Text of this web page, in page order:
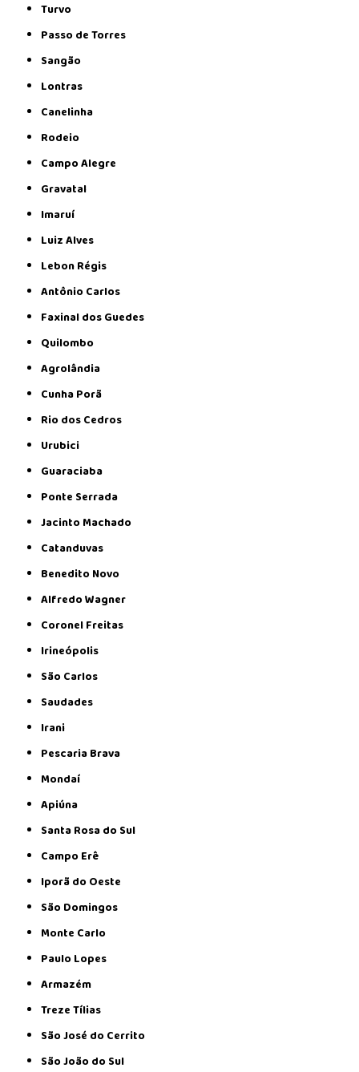
Turvo
Passo de Torres
Sangão
Lontras
Canelinha
Rodeio
Campo Alegre
Gravatal
Imaruí
Luiz Alves
Lebon Régis
Antônio Carlos
Faxinal dos Guedes
Quilombo
Agrolândia
Cunha Porã
Rio dos Cedros
Urubici
Guaraciaba
Ponte Serrada
Jacinto Machado
Catanduvas
Benedito Novo
Alfredo Wagner
Coronel Freitas
Irineópolis
São Carlos
Saudades
Irani
Pescaria Brava
Mondaí
Apiúna
Santa Rosa do Sul
Campo Erê
Iporã do Oeste
São Domingos
Monte Carlo
Paulo Lopes
Armazém
Treze Tílias
São José do Cerrito
São João do Sul